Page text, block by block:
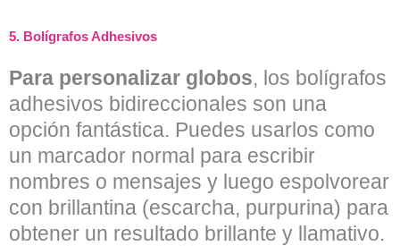
5. Bolígrafos Adhesivos
Para personalizar globos, los bolígrafos
adhesivos bidireccionales son una
opción fantástica. Puedes usarlos como
un marcador normal para escribir
nombres o mensajes y luego espolvorear
con brillantina (escarcha, purpurina) para
obtener un resultado brillante y llamativo.